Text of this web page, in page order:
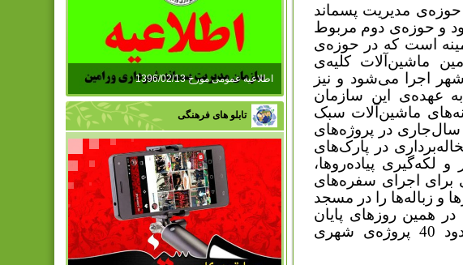
مدیریت پسماند
و حوزه‌ی دوم مربوط
است که در حوزه‌ی
ماشین‌آلات کلیه‌ی
اجرا می‌شود و نیز
به عهده‌ی این سازمان
ماشین‌آلات سبک
در پروژه‌های
در پارک‌های
و لکه‌گیری پیاده‌روها،
برای اجرای سفره‌های
و زباله‌ها را در مسجد
همین روزهای پایان
سال مشغول خاک‌ریزی یا خاک‌برداری برای حدود 40 پروژه‌ی شهری
اطلاعیه عمومی مورخ 1396/02/13
تابلو های فرهنگی